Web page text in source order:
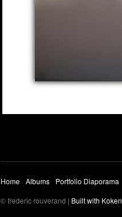
Home Albums Portfolio Diaporama
© frederic rouverand | Built with Koken